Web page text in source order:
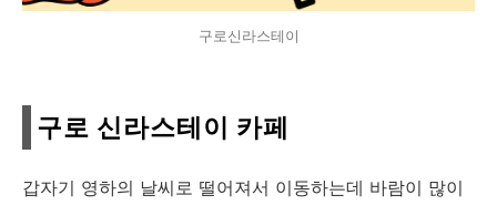
구로신라스테이
구로 신라스테이 카페
갑자기 영하의 날씨로 떨어져서 이동하는데 바람이 많이